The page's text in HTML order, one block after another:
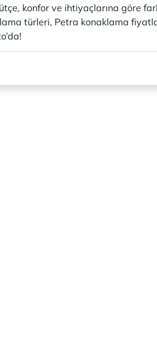
konfor ve ihtiyaçlarına göre
türleri, Petra konaklama